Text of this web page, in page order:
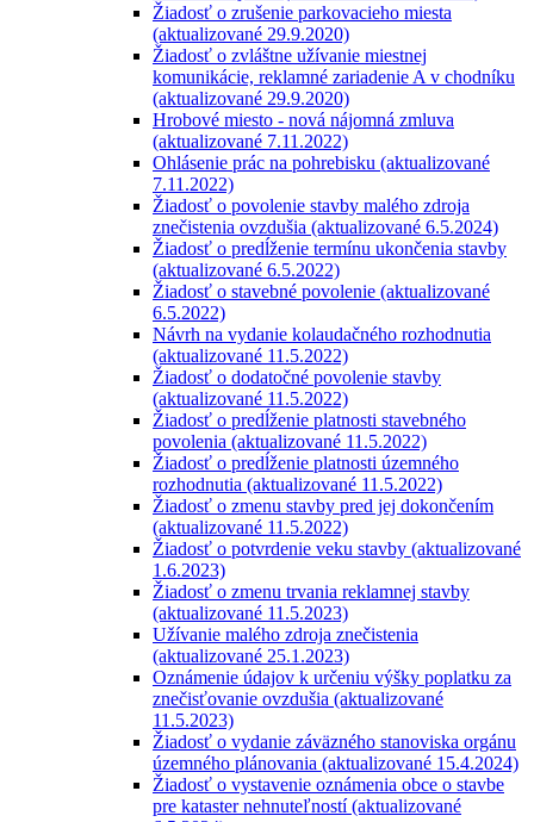
Žiadosť o zrušenie parkovacieho miesta
(aktualizované 29.9.2020)
Žiadosť o zvláštne užívanie miestnej
komunikácie, reklamné zariadenie A v chodníku
(aktualizované 29.9.2020)
Hrobové miesto - nová nájomná zmluva
(aktualizované 7.11.2022)
Ohlásenie prác na pohrebisku (aktualizované
7.11.2022)
Žiadosť o povolenie stavby malého zdroja
znečistenia ovzdušia (aktualizované 6.5.2024)
Žiadosť o predĺženie termínu ukončenia stavby
(aktualizované 6.5.2022)
Žiadosť o stavebné povolenie (aktualizované
6.5.2022)
Návrh na vydanie kolaudačného rozhodnutia
(aktualizované 11.5.2022)
Žiadosť o dodatočné povolenie stavby
(aktualizované 11.5.2022)
Žiadosť o predĺženie platnosti stavebného
povolenia (aktualizované 11.5.2022)
Žiadosť o predĺženie platnosti územného
rozhodnutia (aktualizované 11.5.2022)
Žiadosť o zmenu stavby pred jej dokončením
(aktualizované 11.5.2022)
Žiadosť o potvrdenie veku stavby (aktualizované
1.6.2023)
Žiadosť o zmenu trvania reklamnej stavby
(aktualizované 11.5.2023)
Užívanie malého zdroja znečistenia
(aktualizované 25.1.2023)
Oznámenie údajov k určeniu výšky poplatku za
znečisťovanie ovzdušia (aktualizované
11.5.2023)
Žiadosť o vydanie záväzného stanoviska orgánu
územného plánovania (aktualizované 15.4.2024)
Žiadosť o vystavenie oznámenia obce o stavbe
pre kataster nehnuteľností (aktualizované